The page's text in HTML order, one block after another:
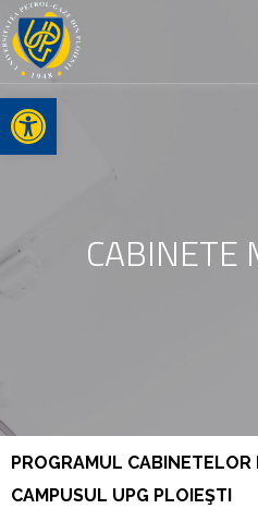
Open toolbar
CABINETE
PROGRAMUL CABINETELOR
CAMPUSUL UPG PLOIEŞTI